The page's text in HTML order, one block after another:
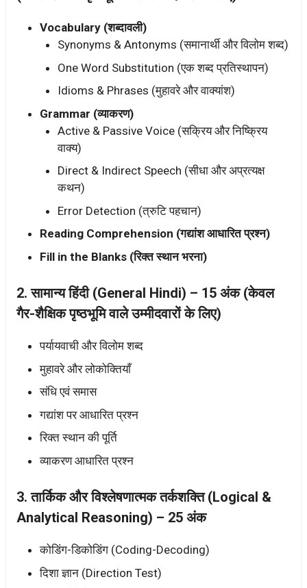
Vocabulary (शब्दावली)
Synonyms & Antonyms (समानार्थी और विलोम शब्द)
One Word Substitution (एक शब्द प्रतिस्थापन)
Idioms & Phrases (मुहावरे और वाक्यांश)
Grammar (व्याकरण)
Active & Passive Voice (सक्रिय और निष्क्रिय
वाक्य)
Direct & Indirect Speech (सीधा और अप्रत्यक्ष
कथन)
Error Detection (त्रुटि पहचान)
Reading Comprehension (गद्यांश आधारित प्रश्न)
Fill in the Blanks (रिक्त स्थान भरना)
2. सामान्य हिंदी (General Hindi) – 15 अंक (केवल
गैर-शैक्षिक पृष्ठभूमि वाले उम्मीदवारों के लिए)
पर्यायवाची और विलोम शब्द
मुहावरे और लोकोक्तियाँ
संधि एवं समास
गद्यांश पर आधारित प्रश्न
रिक्त स्थान की पूर्ति
व्याकरण आधारित प्रश्न
3. तार्किक और विश्लेषणात्मक तर्कशक्ति (Logical &
Analytical Reasoning) – 25 अंक
कोडिंग-डिकोडिंग (Coding-Decoding)
दिशा ज्ञान (Direction Test)